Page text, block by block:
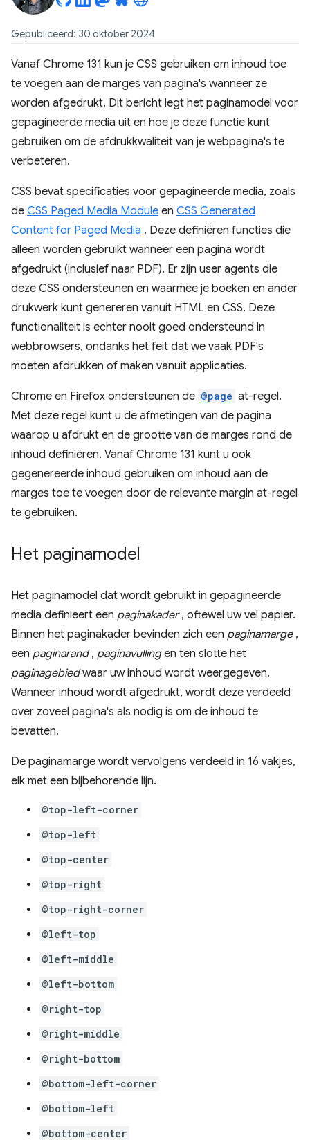
Gepubliceerd: 30 oktober 2024
Vanaf Chrome 131 kun je CSS gebruiken om inhoud toe
te voegen aan de marges van pagina's wanneer ze
worden afgedrukt. Dit bericht legt het paginamodel voor
gepagineerde media uit en hoe je deze functie kunt
gebruiken om de afdrukkwaliteit van je webpagina's te
verbeteren.
CSS bevat specificaties voor gepagineerde media, zoals
de CSS Paged Media Module en CSS Generated
Content for Paged Media . Deze definiëren functies die
alleen worden gebruikt wanneer een pagina wordt
afgedrukt (inclusief naar PDF). Er zijn user agents die
deze CSS ondersteunen en waarmee je boeken en ander
drukwerk kunt genereren vanuit HTML en CSS. Deze
functionaliteit is echter nooit goed ondersteund in
webbrowsers, ondanks het feit dat we vaak PDF's
moeten afdrukken of maken vanuit applicaties.
Chrome en Firefox ondersteunen de @page at-regel.
Met deze regel kunt u de afmetingen van de pagina
waarop u afdrukt en de grootte van de marges rond de
inhoud definiëren. Vanaf Chrome 131 kunt u ook
gegenereerde inhoud gebruiken om inhoud aan de
marges toe te voegen door de relevante margin at-regel
te gebruiken.
Het paginamodel
Het paginamodel dat wordt gebruikt in gepagineerde
media definieert een paginakader, oftewel uw vel papier.
Binnen het paginakader bevinden zich een paginamarge,
een paginarand, paginavullingen ten slotte het
paginagebiedwaar uw inhoud wordt weergegeven.
Wanneer inhoud wordt afgedrukt, wordt deze verdeeld
over zoveel pagina's als nodig is om de inhoud te
bevatten.
De paginamarge wordt vervolgens verdeeld in 16 vakjes,
elk met een bijbehorende lijn.
@top-left-corner
@top-left
@top-center
@top-right
@top-right-corner
@left-top
@left-middle
@left-bottom
@right-top
@right-middle
@right-bottom
@bottom-left-corner
@bottom-left
@bottom-center